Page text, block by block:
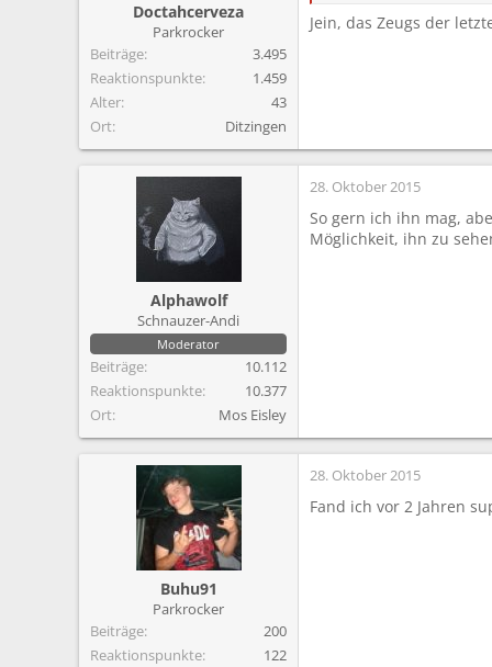
Doctahcerveza
Parkrocker
Beiträge
3.495
Reaktionspunkte
1.459
Alter
43
Ort
Ditzingen
Jein, das Zeugs der
Alphawolf
Schnauzer-Andi
Moderator
Beiträge
10.112
Reaktionspunkte
10.377
Ort
Mos Eisley
28. Oktober 2015
So gern ich ihn mag,
Möglichkeit, ihn zu
Buhu91
Parkrocker
Beiträge
200
Reaktionspunkte
122
28. Oktober 2015
Fand ich vor 2 Jahren